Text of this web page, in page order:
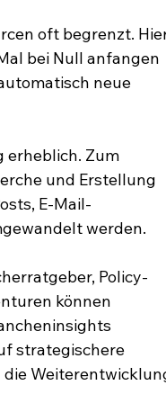
oft begrenzt.
bei Null anfangen
neue
erheblich. Zum
und Erstellung
E-Mail-
werden.
Policy-
können
strategischere
die